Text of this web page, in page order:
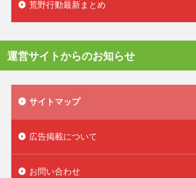
荒野行動最新まとめ
運営サイトからのお知らせ
サイトマップ
広告掲載について
お問い合わせ